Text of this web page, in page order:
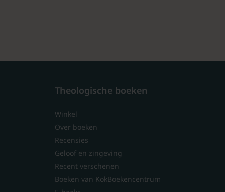
Theologische boeken
Winkel
Over boeken
Recensies
Geloof en zingeving
Recent verschenen
Boeken van KokBoekencentrum